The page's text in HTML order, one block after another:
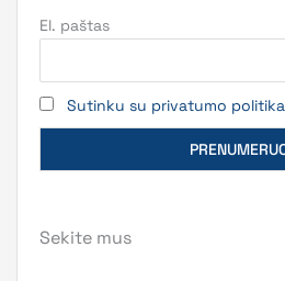
El. paštas
Sutinku su privatumo politika
Sekite mus